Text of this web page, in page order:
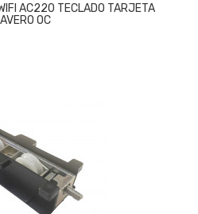
AC220 TECLADO TARJETA
OC